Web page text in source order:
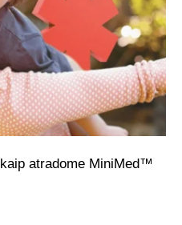
atradome MiniMed™